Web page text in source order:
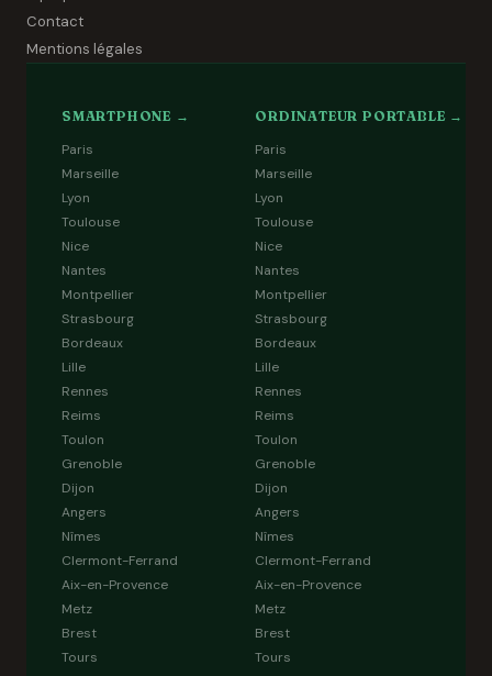
Contact
Mentions légales
SMARTPHONE →
Paris
Marseille
Lyon
Toulouse
Nice
Nantes
Montpellier
Strasbourg
Bordeaux
Lille
Rennes
Reims
Toulon
Grenoble
Dijon
Angers
Nîmes
Clermont-Ferrand
Aix-en-Provence
Metz
Brest
Tours
ORDINATEUR PORTABLE →
Paris
Marseille
Lyon
Toulouse
Nice
Nantes
Montpellier
Strasbourg
Bordeaux
Lille
Rennes
Reims
Toulon
Grenoble
Dijon
Angers
Nîmes
Clermont-Ferrand
Aix-en-Provence
Metz
Brest
Tours